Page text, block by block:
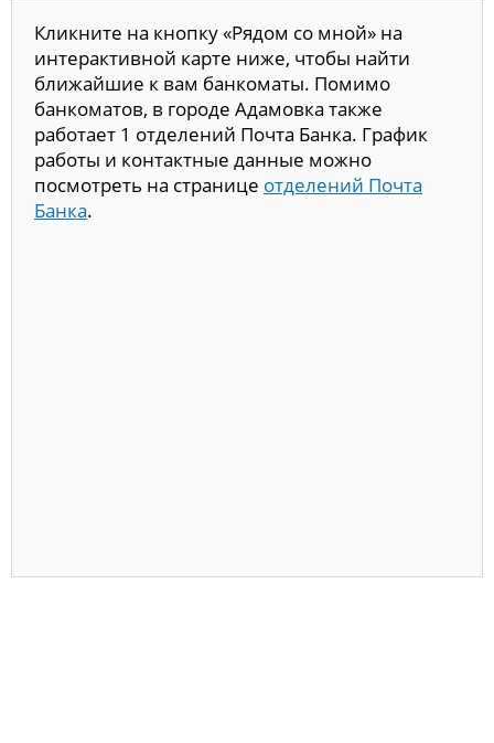
Кликните на кнопку «Рядом со мной» на
интерактивной карте ниже, чтобы найти
ближайшие к вам банкоматы. Помимо
банкоматов, в городе Адамовка также
работает 1 отделений Почта Банка. График
работы и контактные данные можно
посмотреть на странице отделений Почта
Банка.